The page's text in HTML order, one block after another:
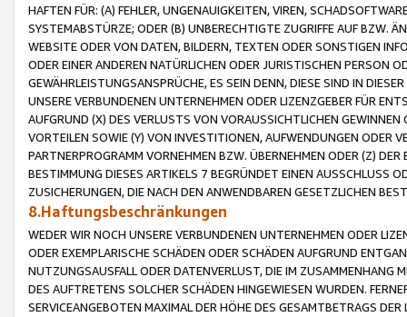
HAFTEN FÜR: (A) FEHLER, UNGENAUIGKEITEN, VIREN,
SYSTEMABSTÜRZE; ODER (B) UNBERECHTIGTE ZUGRIFFE AUF BZW.
WEBSITE ODER VON DATEN, BILDERN, TEXTEN ODER SONSTIGEN
ODER EINER ANDEREN NATÜRLICHEN ODER JURISTISCHEN PERSON
GEWÄHRLEISTUNGSANSPRÜCHE, ES SEIN DENN, DIESE SIND IN
UNSERE VERBUNDENEN UNTERNEHMEN ODER LIZENZGEBER FÜR
AUFGRUND (X) DES VERLUSTS VON VORAUSSICHTLICHEN
VORTEILEN SOWIE (Y) VON INVESTITIONEN, AUFWENDUNGEN ODER
PARTNERPROGRAMM VORNEHMEN BZW. ÜBERNEHMEN ODER (Z)
BESTIMMUNG DIESES ARTIKELS 7 BEGRÜNDET EINEN AUSSCHLUSS
ZUSICHERUNGEN, DIE NACH DEN ANWENDBAREN GESETZLICHEN
8.Haftungsbeschränkungen
WEDER WIR NOCH UNSERE VERBUNDENEN UNTERNEHMEN ODER
ODER EXEMPLARISCHE SCHÄDEN ODER SCHÄDEN AUFGRUND
NUTZUNGSAUSFALL ODER DATENVERLUST, DIE IM ZUSAMMENHANG
DES AUFTRETENS SOLCHER SCHÄDEN HINGEWIESEN WURDEN.
SERVICEANGEBOTEN MAXIMAL DER HÖHE DES GESAMTBETRAGS